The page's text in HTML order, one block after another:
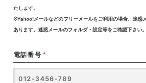
たします。
※Yahoo!メールなどのフリーメールをご利用の場合、迷惑
あります。迷惑メールのフォルダ・設定等をご確認下さい。
電話番号 *